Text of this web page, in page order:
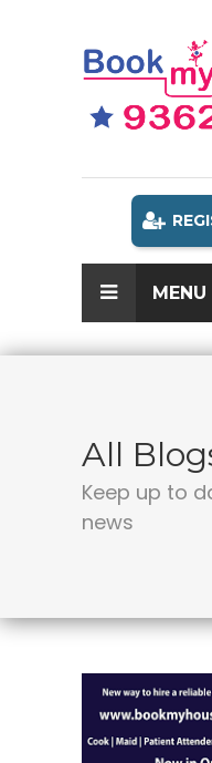
MENU
All
Keep up to
news